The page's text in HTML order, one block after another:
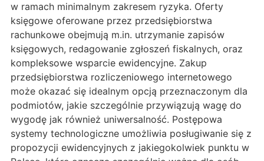
w ramach minimalnym zakresem ryzyka. Oferty
księgowe oferowane przez przedsiębiorstwa
rachunkowe obejmują m.in. utrzymanie zapisów
księgowych, redagowanie zgłoszeń fiskalnych, oraz
kompleksowe wsparcie ewidencyjne. Zakup
przedsiębiorstwa rozliczeniowego internetowego
może okazać się idealnym opcją przeznaczonym dla
podmiotów, jakie szczególnie przywiązują wagę do
wygodę jak również uniwersalność. Postępowa
systemy technologiczne umożliwia posługiwanie się z
propozycji ewidencyjnych z jakiegokolwiek punktu w